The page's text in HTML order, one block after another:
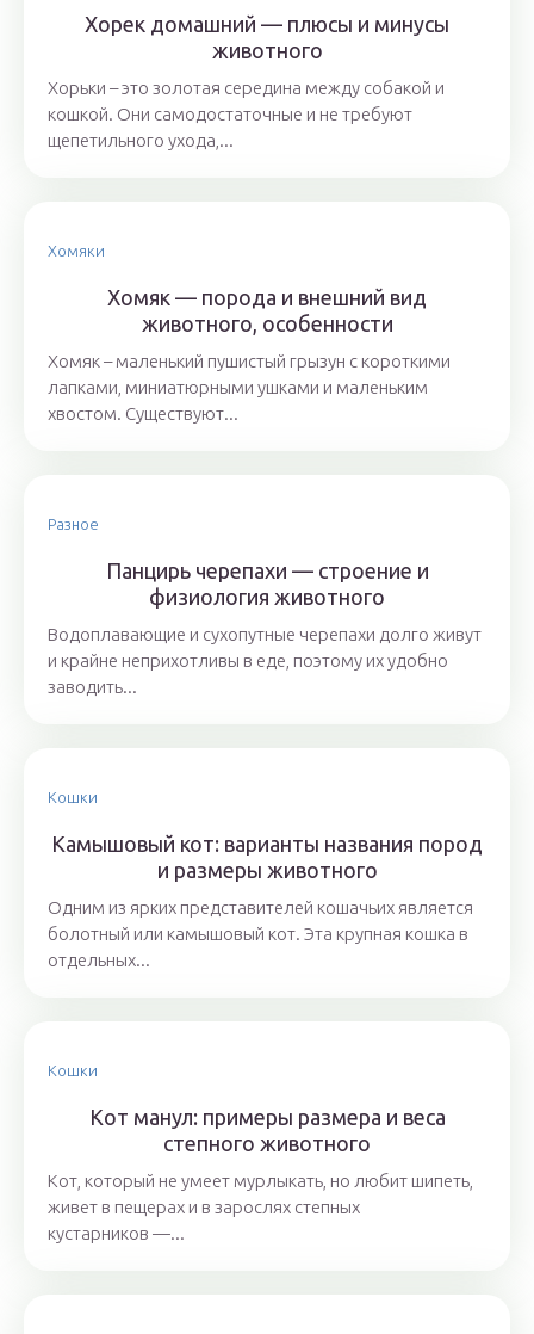
Хорек домашний — плюсы и минусы
животного
Хорьки – это золотая середина между собакой и
кошкой. Они самодостаточные и не требуют
щепетильного ухода,...
Хомяки
Хомяк — порода и внешний вид
животного, особенности
Хомяк – маленький пушистый грызун с короткими
лапками, миниатюрными ушками и маленьким
хвостом. Существуют...
Разное
Панцирь черепахи — строение и
физиология животного
Водоплавающие и сухопутные черепахи долго живут
и крайне неприхотливы в еде, поэтому их удобно
заводить...
Кошки
Камышовый кот: варианты названия пород
и размеры животного
Одним из ярких представителей кошачьих является
болотный или камышовый кот. Эта крупная кошка в
отдельных...
Кошки
Кот манул: примеры размера и веса
степного животного
Кот, который не умеет мурлыкать, но любит шипеть,
живет в пещерах и в зарослях степных
кустарников —...